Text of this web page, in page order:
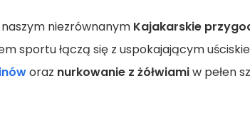
niezrównanym Kajakarskie
sportu łączą się z uspokajającym
oraz nurkowanie z żółwiamiw pełen